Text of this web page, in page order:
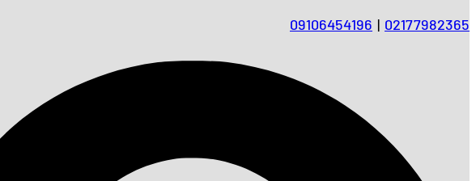
09106454196 | 02177982365